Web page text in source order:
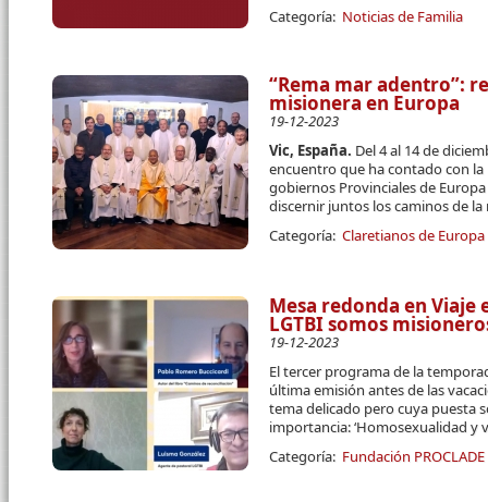
Categoría: Noticias de Familia
“Rema mar adentro”:
misionera en Europa
19-12-2023
Vic, España. Del 4 al 14 de
encuentro que ha contado con
gobiernos Provinciales de
discernir juntos los caminos de
Categoría: Claretianos de Europa
Mesa redonda en Viaje
LGTBI somos
19-12-2023
El tercer programa de la
última emisión antes de las
tema delicado pero cuya puesta
importancia: ‘Homosexualidad y
Categoría: Fundación PROCLADE